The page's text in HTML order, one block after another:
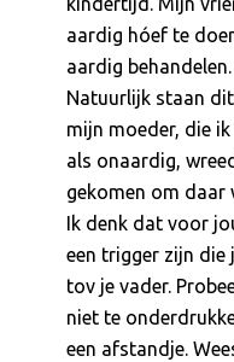
aardig hóef te
aardig
Natuurlijk staan
mijn moeder, die
als onaardig,
gekomen om daar
Ik denk dat voor
een trigger zijn die
tov je vader.
niet te
een afstandje.